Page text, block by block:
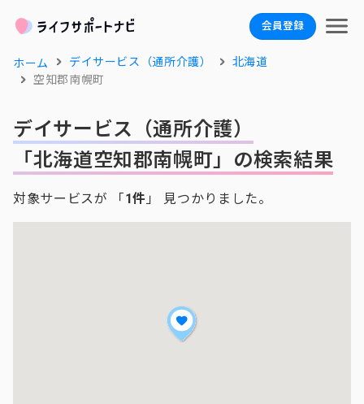
会員登録
ホーム デイサービス（通所介護）
北海道
空知郡南幌町
デイサービス（通所介護）
「北海道空知郡南幌町」の検索結果
対象サービスが 「1件 」 見つかりました。